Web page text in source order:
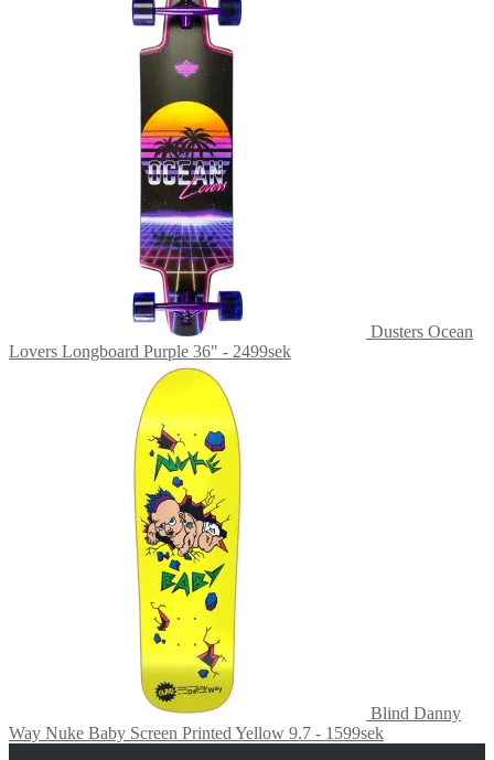
Dusters Ocean
Lovers Longboard Purple 36" - 2499sek
Blind Danny
Way Nuke Baby Screen Printed Yellow 9.7 - 1599sek